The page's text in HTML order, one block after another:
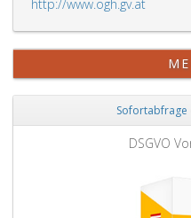
http://www.ogh.gv.at
Sofortabfrage
DSGVO